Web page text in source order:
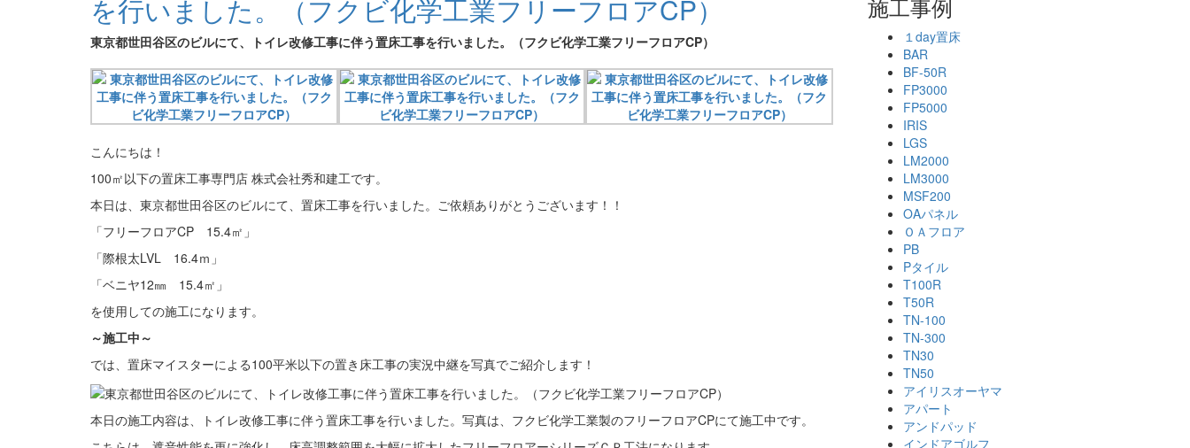
を行いました。（フクビ化学工業フリーフロアCP）
東京都世田谷区のビルにて、トイレ改修工事に伴う置床工事を行いました。（フクビ化学工業フリーフロアCP）
こんにちは！
100㎡以下の置床工事専門店 株式会社秀和建工です。
本日は、東京都世田谷区のビルにて、置床工事を行いました。ご依頼ありがとうございます！！
「フリーフロアCP 15.4㎡」
「際根太LVL 16.4ｍ」
「ベニヤ12㎜ 15.4㎡」
を使用しての施工になります。
～施工中～
では、置床マイスターによる100平米以下の置き床工事の実況中継を写真でご紹介します！
本日の施工内容は、トイレ改修工事に伴う置床工事を行いました。写真は、フクビ化学工業製のフリーフロアCPにて施工中です。
施工事例
１day置床
BAR
BF-50R
FP3000
FP5000
IRIS
LGS
LM2000
LM3000
MSF200
OAパネル
ＯＡフロア
PB
Pタイル
T100R
T50R
TN-100
TN-300
TN30
TN50
アイリスオーヤマ
アパート
アンドパッド
インドアゴルフ